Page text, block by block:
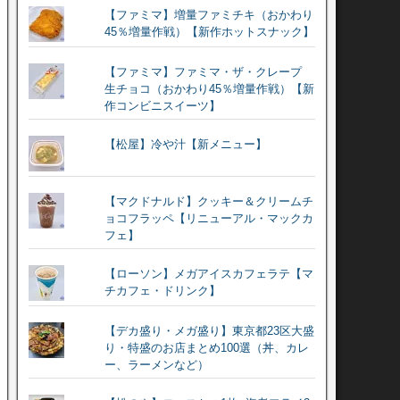
【ファミマ】増量ファミチキ（おかわり
45％増量作戦）【新作ホットスナック】
【ファミマ】ファミマ・ザ・クレープ
生チョコ（おかわり45％増量作戦）【新
作コンビニスイーツ】
【松屋】冷や汁【新メニュー】
【マクドナルド】クッキー＆クリームチ
ョコフラッペ【リニューアル・マックカ
フェ】
【ローソン】メガアイスカフェラテ【マ
チカフェ・ドリンク】
【デカ盛り・メガ盛り】東京都23区大盛
り・特盛のお店まとめ100選（丼、カレ
ー、ラーメンなど）